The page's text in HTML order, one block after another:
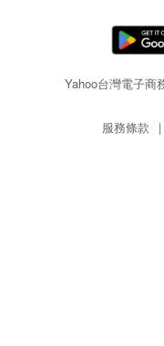
Yahoo台灣電子商
服務條款 |